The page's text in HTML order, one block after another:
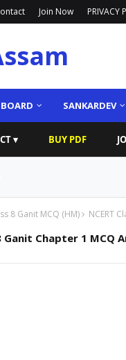
Join Now PRIVACY
SANKARDEV
▾ BUY PDF
8 Ganit MCQ (HM) NCERT
Ganit Chapter 1 MCQ